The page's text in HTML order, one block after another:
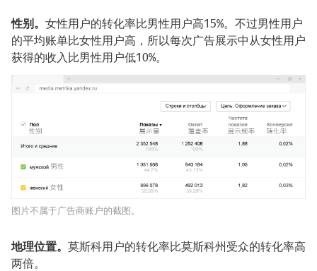
性别。 女性用户的转化率比男性用户高15%。不过男性用户
的平均账单比女性用户高，所以每次广告展示中从女性用户
获得的收入比男性用户低10%。
图片不属于广告商账户的截图。
地理位置。 莫斯科用户的转化率比莫斯科州受众的转化率高
两倍。